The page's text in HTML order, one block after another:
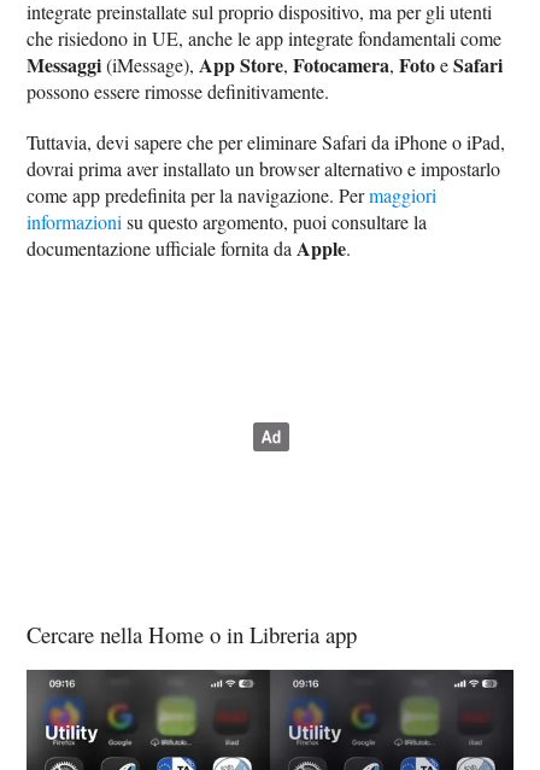
integrate preinstallate sul proprio dispositivo, ma per gli utenti
che risiedono in UE, anche le app integrate fondamentali come
Messaggi(iMessage), App Store,Fotocamera,FotoeSafari
possono essere rimosse definitivamente.
Tuttavia, devi sapere che per eliminare Safari da iPhone o iPad,
dovrai prima aver installato un browser alternativo e impostarlo
come app predefinita per la navigazione. Permaggiori
informazioni su questo argomento, puoi consultare la
documentazione ufficiale fornita da Apple.
Cercare nella Home o in Libreria app